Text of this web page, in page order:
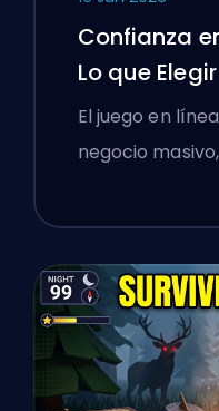
Confianza
Lo que
de Boosting
Gamers
El juego en
negocio